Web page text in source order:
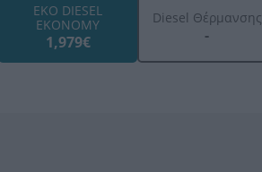
EKO DIESEL
EKONOMY
1,979€
Diesel Θέρμανσης
-